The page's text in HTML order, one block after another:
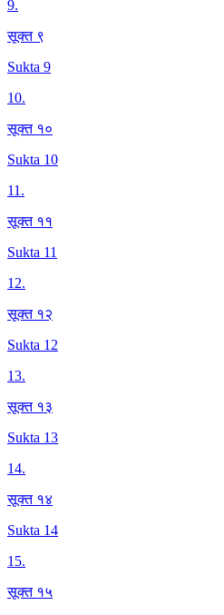
9.
सूक्त ९
Sukta 9
10.
सूक्त १०
Sukta 10
11.
सूक्त ११
Sukta 11
12.
सूक्त १२
Sukta 12
13.
सूक्त १३
Sukta 13
14.
सूक्त १४
Sukta 14
15.
सूक्त १५